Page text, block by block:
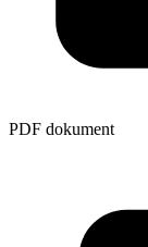
PDF dokument